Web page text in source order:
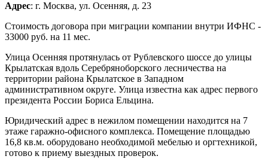
Адрес: г. Москва, ул. Осенняя, д. 23
Стоимость договора при миграции компании внутри ИФНС -
33000 руб. на 11 мес.
Улица Осенняя протянулась от Рублевского шоссе до улицы
Крылатская вдоль Серебряноборского лесничества на
территории района Крылатское в Западном
административном округе. Улица известна как адрес первого
президента России Бориса Ельцина.
Юридический адрес в нежилом помещении находится на 7
этаже гаражно-офисного комплекса. Помещение площадью
16,8 кв.м. оборудовано необходимой мебелью и оргтехникой,
готово к приему выездных проверок.